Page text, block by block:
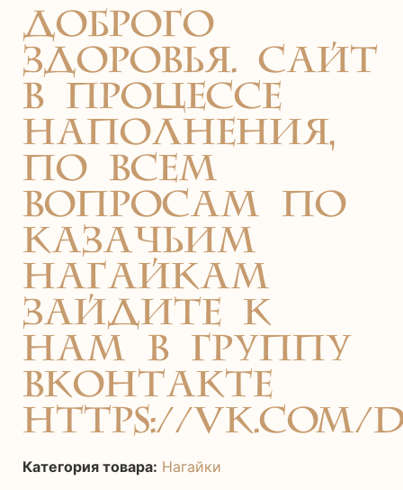
доброго
здоровья. сайт
в процессе
наполнения,
по всем
вопросам по
казачьим
нагайкам
зайдите к
нам в группу
ВКонтакте
https://vk.com/
Категория товара: Нагайки